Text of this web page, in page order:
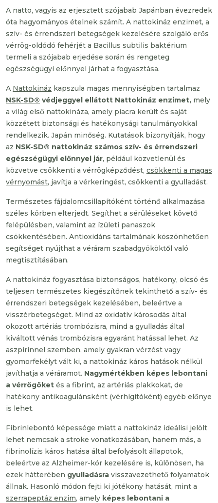
A natto, vagyis az erjesztett szójabab Japánban évezredek
óta hagyományos ételnek számít. A nattokináz enzimet, a
szív- és érrendszeri betegségek kezelésére szolgáló erős
vérrög-oldódó fehérjét a Bacillus subtilis baktérium
termeli a szójabab erjedése során és rengeteg
egészségügyi előnnyel járhat a fogyasztása.
A Nattokináz kapszula magas mennyiségben tartalmaz
NSK-SD® védjeggyel ellátott Nattokináz enzimet, mely
a világ első nattokináza, amely piacra került és saját
közzétett biztonsági és hatékonysági tanulmányokkal
rendelkezik. Japán minőség. Kutatások bizonyítják, hogy
az NSK-SD® nattokináz számos szív- és érrendszeri
egészségügyi előnnyel jár, például közvetlenül és
közvetve csökkenti a vérrögképződést, csökkenti a magas
vérnyomást, javítja a vérkeringést, csökkenti a gyulladást.
Természetes fájdalomcsillapítóként történő alkalmazása
széles körben elterjedt. Segíthet a sérüléseket követő
felépülésben, valamint az ízületi panaszok
csökkentésében. Antioxidáns tartalmának köszönhetően
segítséget nyújthat a véráram szabadgyököktől való
megtisztításában.
A nattokináz fogyasztása biztonságos, hatékony, olcsó és
teljesen természetes kiegészítőnek tekinthető a szív- és
érrendszeri betegségek kezelésében, beleértve a
visszérbetegséget. Mind az oxidatív károsodás által
okozott artériás trombózisra, mind a gyulladás által
kiváltott vénás trombózisra egyaránt hatással lehet. Az
aszpirinnel szemben, amely gyakran vérzést vagy
gyomorfekélyt vált ki, a nattokináz káros hatások nélkül
javíthatja a véráramot. Nagymértékben képes lebontani
a vérrögöket és a fibrint, az artériás plakkokat, de
hatékony antikoagulánsként (vérhígítóként) egyéb előnye
is lehet.
Fibrinlebontó képessége miatt a nattokináz ideálisi jelölt
lehet nemcsak a stroke vonatkozásában, hanem más, a
fibrinolízis káros hatása által befolyásolt állapotok,
beleértve az Alzheimer-kór kezelésére is, különösen, ha
ezek hátterében gyulladásra visszavezethető folyamatok
állnak. Hasonló módon fejti ki jótékony hatását, mint a
szerrapeptáz enzim, amely képes lebontani a